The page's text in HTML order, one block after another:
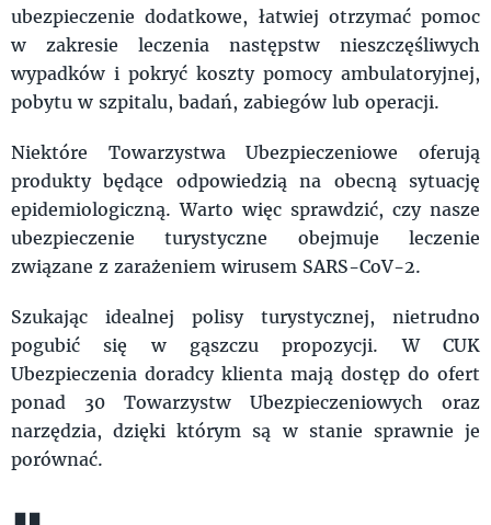
ubezpieczenie dodatkowe, łatwiej otrzymać pomoc
w zakresie leczenia następstw nieszczęśliwych
wypadków i pokryć koszty pomocy ambulatoryjnej,
pobytu w szpitalu, badań, zabiegów lub operacji.
Niektóre Towarzystwa Ubezpieczeniowe oferują
produkty będące odpowiedzią na obecną sytuację
epidemiologiczną. Warto więc sprawdzić, czy nasze
ubezpieczenie turystyczne obejmuje leczenie
związane z zarażeniem wirusem SARS-CoV-2.
Szukając idealnej polisy turystycznej, nietrudno
pogubić się w gąszczu propozycji. W CUK
Ubezpieczenia doradcy klienta mają dostęp do ofert
ponad 30 Towarzystw Ubezpieczeniowych oraz
narzędzia, dzięki którym są w stanie sprawnie je
porównać.